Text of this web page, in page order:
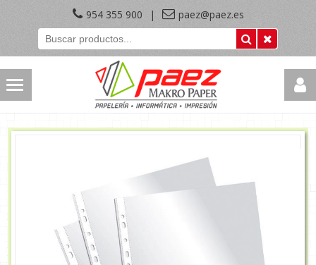
954 355 900 | paez@paez.es